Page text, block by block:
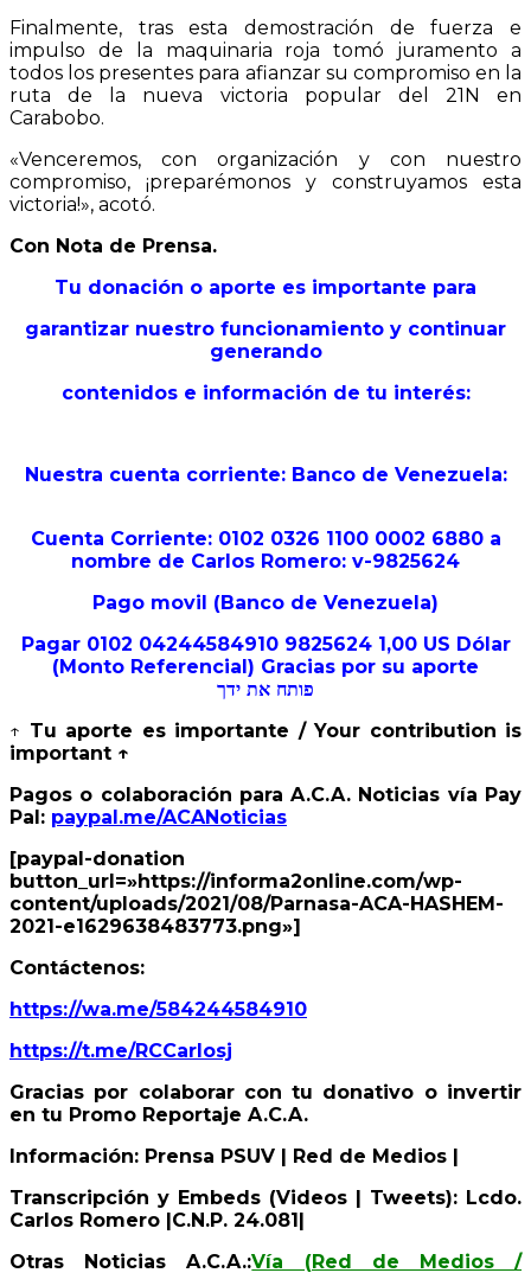
Finalmente, tras esta demostración de fuerza e
impulso de la maquinaria roja tomó juramento a
todos los presentes para afianzar su compromiso en la
ruta de la nueva victoria popular del 21N en
Carabobo.
«Venceremos, con organización y con nuestro
compromiso, ¡preparémonos y construyamos esta
victoria!», acotó.
Con Nota de Prensa.
Tu donación o aporte es importante para
garantizar nuestro funcionamiento y continuar
generando
contenidos e información de tu interés:
Nuestra cuenta corriente: Banco de Venezuela:
Cuenta Corriente: 0102 0326 1100 0002 6880 a
nombre de Carlos Romero: v-9825624
Pago movil (Banco de Venezuela)
Pagar 0102 04244584910 9825624 1,00 US Dólar
(Monto Referencial) Gracias por su aporte
פותח את ידך
↑ Tu aporte es importante / Your contribution is
important ↑
Pagos o colaboración para A.C.A. Noticias vía Pay
Pal: paypal.me/ACANoticias
[paypal-donation
button_url=»https://informa2online.com/wp-
content/uploads/2021/08/Parnasa-ACA-HASHEM-
2021-e1629638483773.png»]
Contáctenos:
https://wa.me/584244584910
https://t.me/RCCarlosj
Gracias por colaborar con tu donativo o invertir
en tu Promo Reportaje A.C.A.
Información: Prensa PSUV | Red de Medios |
Transcripción y Embeds (Videos | Tweets): Lcdo.
Carlos Romero |C.N.P. 24.081|
Otras Noticias A.C.A.:Vía (Red de Medios /